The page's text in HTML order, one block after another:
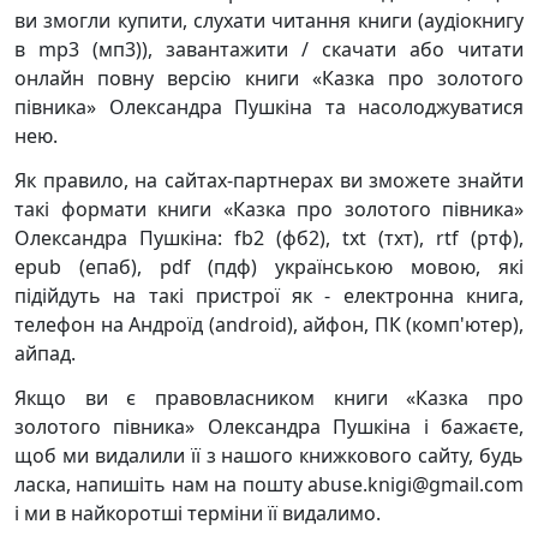
ви змогли купити, слухати читання книги (аудіокнигу
в mp3 (мп3)), завантажити / скачати або читати
онлайн повну версію книги «Казка про золотого
півника» Олександра Пушкіна та насолоджуватися
нею.
Як правило, на сайтах-партнерах ви зможете знайти
такі формати книги «Казка про золотого півника»
Олександра Пушкіна: fb2 (фб2), txt (тхт), rtf (ртф),
epub (епаб), pdf (пдф) українською мовою, які
підійдуть на такі пристрої як - електронна книга,
телефон на Андроїд (android), айфон, ПК (комп'ютер),
айпад.
Якщо ви є правовласником книги «Казка про
золотого півника» Олександра Пушкіна і бажаєте,
щоб ми видалили її з нашого книжкового сайту, будь
ласка, напишіть нам на пошту abuse.knigi@gmail.com
і ми в найкоротші терміни її видалимо.